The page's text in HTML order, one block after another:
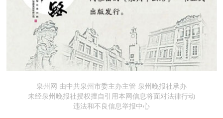
泉州网 由中共泉州市委主办主管 泉州晚报社承办
未经泉州晚报社授权擅自引用本网信息将面对法律行动
违法和不良信息举报中心